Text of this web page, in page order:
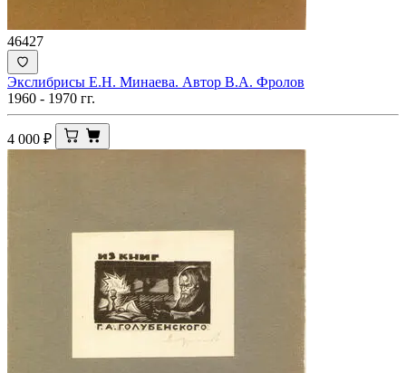
46427
Экслибрисы Е.Н. Минаева. Автор В.А. Фролов
1960 - 1970 гг.
4 000 ₽